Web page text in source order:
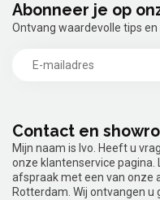
Contact en
Mijn naam is Ivo. Heeft u
onze klantenservice pagina.
afspraak met een van onze
Rotterdam. Wij ontvangen u
Abonneer je op
Ontvang waardevolle tips